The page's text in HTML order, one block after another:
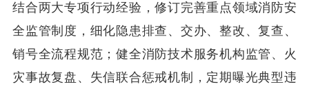
结合两大专项行动经验，修订完善重点领域消防安
全监管制度，细化隐患排查、交办、整改、复查、
销号全流程规范；健全消防技术服务机构监管、火
灾事故复盘、失信联合惩戒机制，定期曝光典型违